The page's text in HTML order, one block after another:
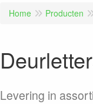
Home Producten
Levering in